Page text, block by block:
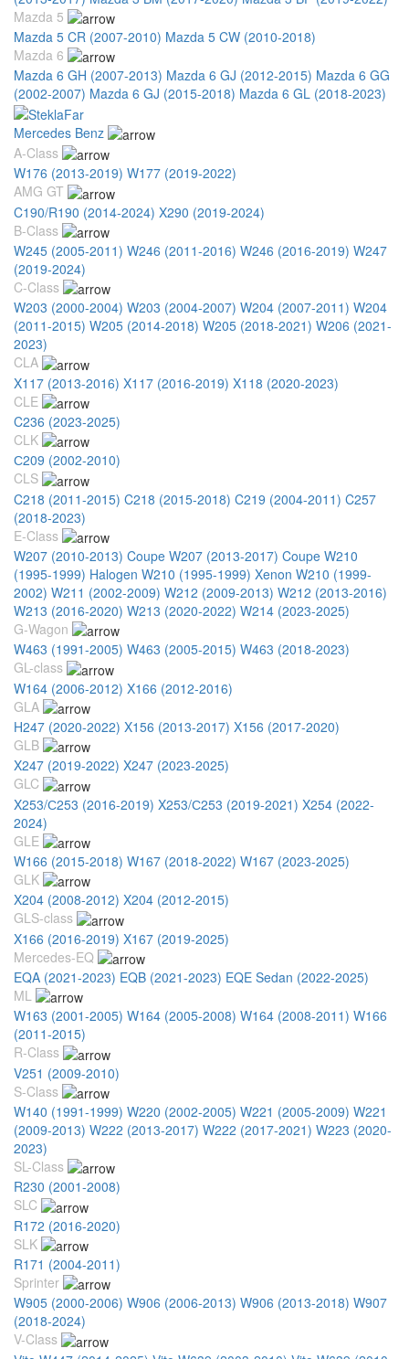
Mazda 5
Mazda 5 CR (2007-2010) Mazda 5 CW (2010-2018)
Mazda 6
Mazda 6 GH (2007-2013) Mazda 6 GJ (2012-2015) Mazda 6 GG
(2002-2007) Mazda 6 GJ (2015-2018) Mazda 6 GL (2018-2023)
Mercedes Benz
A-Class
W176 (2013-2019) W177 (2019-2022)
AMG GT
C190/R190 (2014-2024) X290 (2019-2024)
B-Class
W245 (2005-2011) W246 (2011-2016) W246 (2016-2019) W247
(2019-2024)
C-Class
W203 (2000-2004) W203 (2004-2007) W204 (2007-2011) W204
(2011-2015) W205 (2014-2018) W205 (2018-2021) W206 (2021-
2023)
CLA
X117 (2013-2016) X117 (2016-2019) X118 (2020-2023)
CLE
C236 (2023-2025)
CLK
С209 (2002-2010)
CLS
C218 (2011-2015) C218 (2015-2018) C219 (2004-2011) C257
(2018-2023)
E-Class
W207 (2010-2013) Coupe W207 (2013-2017) Coupe W210
(1995-1999) Halogen W210 (1995-1999) Xenon W210 (1999-
2002) W211 (2002-2009) W212 (2009-2013) W212 (2013-2016)
W213 (2016-2020) W213 (2020-2022) W214 (2023-2025)
G-Wagon
W463 (1991-2005) W463 (2005-2015) W463 (2018-2023)
GL-class
W164 (2006-2012) X166 (2012-2016)
GLA
H247 (2020-2022) X156 (2013-2017) X156 (2017-2020)
GLB
X247 (2019-2022) X247 (2023-2025)
GLC
X253/С253 (2016-2019) X253/С253 (2019-2021) X254 (2022-
2024)
GLE
W166 (2015-2018) W167 (2018-2022) W167 (2023-2025)
GLK
X204 (2008-2012) X204 (2012-2015)
GLS-class
X166 (2016-2019) X167 (2019-2025)
Mercedes-EQ
EQA (2021-2023) EQB (2021-2023) EQE Sedan (2022-2025)
ML
W163 (2001-2005) W164 (2005-2008) W164 (2008-2011) W166
(2011-2015)
R-Class
V251 (2009-2010)
S-Class
W140 (1991-1999) W220 (2002-2005) W221 (2005-2009) W221
(2009-2013) W222 (2013-2017) W222 (2017-2021) W223 (2020-
2023)
SL-Class
R230 (2001-2008)
SLC
R172 (2016-2020)
SLK
R171 (2004-2011)
Sprinter
W905 (2000-2006) W906 (2006-2013) W906 (2013-2018) W907
(2018-2024)
V-Class